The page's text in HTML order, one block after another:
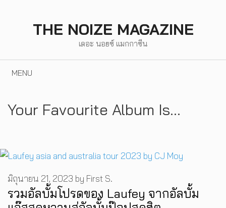
THE NOIZE MAGAZINE
เดอะ นอยซ์ แมกกาซีน
MENU
Your Favourite Album Is...
รวมอัลบั้มโปรดของ Laufey จากอัลบั้ม
มิถุนายน 21, 2023 by First S.